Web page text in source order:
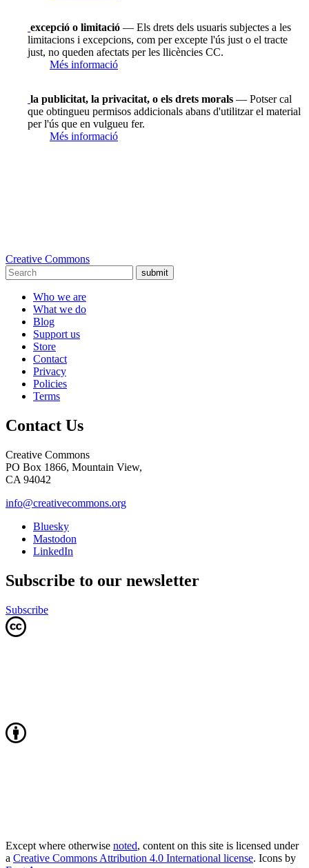
excepció o limitació — Els drets dels usuaris subjectes a les
limitacions i excepcions, com per excepte l'ús just o el tracte
just, no queden afectats per les llicències CC.
Més informació
la publicitat, la privacitat, o els drets morals — Potser cal
que obtingueu permisos addicionals abans d'utilitzar el material
per l'ús que en vulgueu fer.
Més informació
Creative Commons
submit
Who we are
What we do
Blog
Support us
Store
Contact
Privacy
Policies
Terms
Contact Us
Creative Commons
PO Box 1866, Mountain View,
CA 94042
info@creativecommons.org
Bluesky
Mastodon
LinkedIn
Subscribe to our newsletter
Subscribe
Except where otherwise noted, content on this site is licensed under
a Creative Commons Attribution 4.0 International license. Icons by